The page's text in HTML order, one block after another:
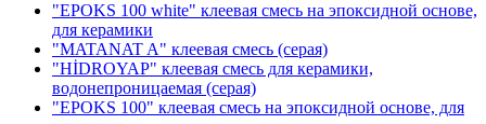
"EPOKS 100 white" клеевая смесь на эпоксидной основе,
для керамики
"MATANAT A" клеевая смесь (серая)
"HİDROYAP" клеевая смесь для керамики,
водонепроницаемая (серая)
"EPOKS 100" клеевая смесь на эпоксидной основе, для